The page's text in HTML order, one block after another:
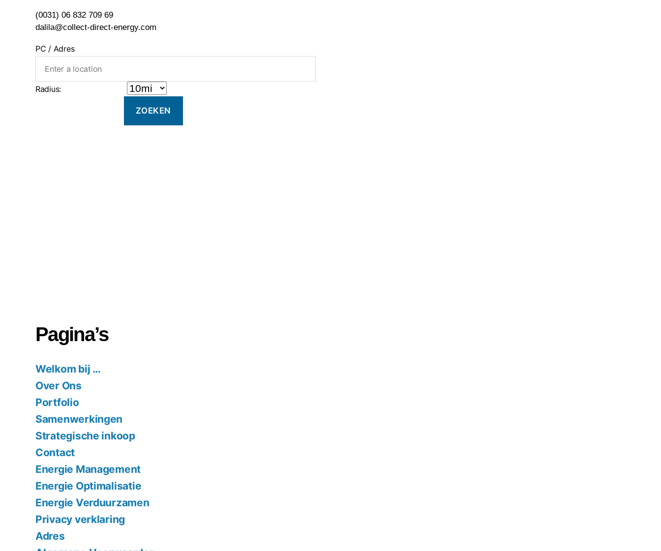
(0031) 06 832 709 69
dalila@collect-direct-energy.com
PC / Adres
Radius:
Pagina’s
Welkom bij …
Over Ons
Portfolio
Samenwerkingen
Strategische inkoop
Contact
Energie Management
Energie Optimalisatie
Energie Verduurzamen
Privacy verklaring
Adres